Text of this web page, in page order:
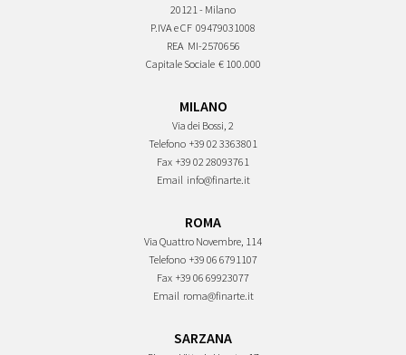
20121 - Milano
P.IVA e CF 09479031008
REA MI-2570656
Capitale Sociale € 100.000
MILANO
Via dei Bossi, 2
Telefono +39 02 3363801
Fax +39 02 28093761
Email info@finarte.it
ROMA
Via Quattro Novembre, 114
Telefono +39 06 6791107
Fax +39 06 69923077
Email roma@finarte.it
SARZANA